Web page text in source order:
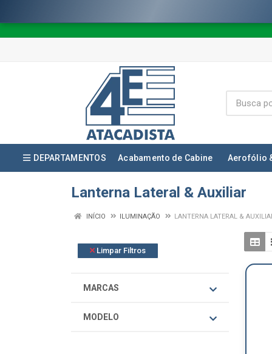
DEPARTAMENTOS Acabamento de Cabine Aerofólio
Lanterna Lateral & Auxiliar
INÍCIO ILUMINAÇÃO LANTERNA LATERAL &
Limpar Filtros
MARCAS
MODELO